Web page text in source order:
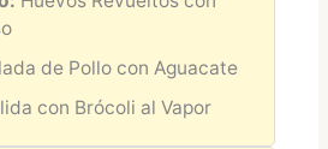
de Pollo con Aguacate
con Brócoli al Vapor